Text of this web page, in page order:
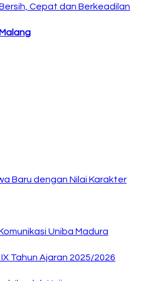
Cepat dan Berkeadilan
Baru dengan Nilai Karakter
Uniba Madura
Tahun Ajaran 2025/2026